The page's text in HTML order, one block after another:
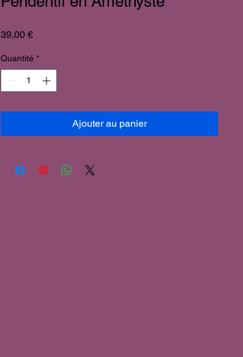
39,00 €Prix
Quantité *
Ajouter au panier